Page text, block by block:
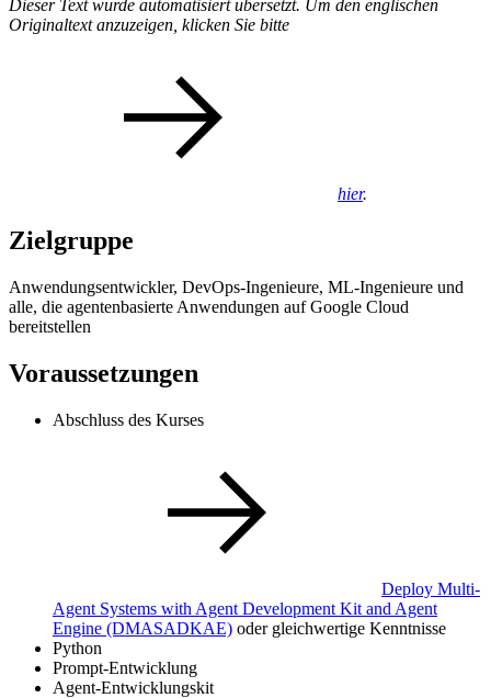
Dieser Text wurde automatisiert übersetzt. Um den englischen
Originaltext anzuzeigen, klicken Sie bitte
hier.
Zielgruppe
Anwendungsentwickler, DevOps-Ingenieure, ML-Ingenieure und
alle, die agentenbasierte Anwendungen auf Google Cloud
bereitstellen
Voraussetzungen
Abschluss des Kurses
Deploy Multi-
Agent Systems with Agent Development Kit and Agent
Engine (DMASADKAE) oder gleichwertige Kenntnisse
Python
Prompt-Entwicklung
Agent-Entwicklungskit